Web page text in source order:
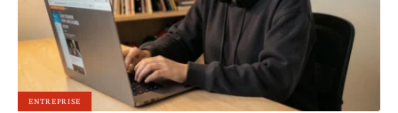
ENTREPRISE